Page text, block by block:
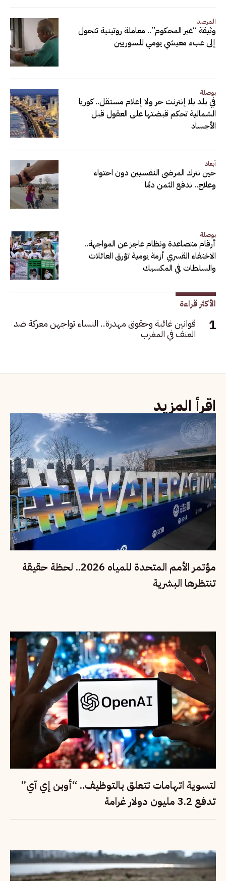
المرصد
وثيقة “غير المحكوم”.. معاملة روتينية تتحول
إلى عبء معيشي يومي للسوريين
بوصلة
في بلد بلا إنترنت حر ولا إعلام مستقل.. كوريا
الشمالية تحكم قبضتها على العقول قبل
الأجساد
أبعاد
حين نترك المرضى النفسيين دون احتواء
وعلاج.. ندفع الثمن دمًا
بوصلة
أرقام متصاعدة ونظام عاجز عن المواجهة..
الاختفاء القسري أزمة يومية تؤرق العائلات
والسلطات في المكسيك
الأكثر قراءة
قوانين غائبة وحقوق مهدرة.. النساء تواجهن معركة ضد
العنف في المغرب
اقرأ المزيد
مؤتمر الأمم المتحدة للمياه 2026.. لحظة حقيقة
تنتظرها البشرية
لتسوية اتهامات تتعلق بالتوظيف.. “أوبن إي آي”
تدفع 3.2 مليون دولار غرامة